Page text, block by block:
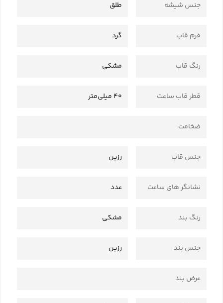
جنس شیشه طلق
فرم قاب گرد
رنگ قاب مشکی
قطر قاب ساعت 40 میلی‌متر
ضخامت
جنس قاب رزین
نشانگر های ساعت عدد
رنگ بند مشکی
جنس بند رزین
عرض بند